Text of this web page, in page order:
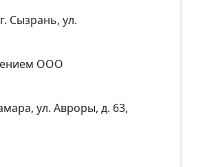
Сызрань, ул.
ООО
ул. Авроры, д. 63,